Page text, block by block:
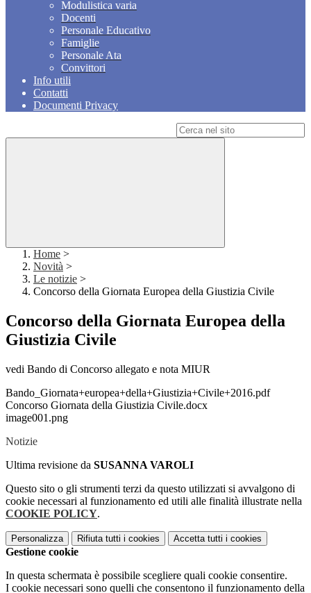
Modulistica varia
Docenti
Personale Educativo
Famiglie
Personale Ata
Convittori
Info utili
Contatti
Documenti Privacy
Home >
Novità >
Le notizie >
Concorso della Giornata Europea della Giustizia Civile
Concorso della Giornata Europea della
Giustizia Civile
vedi Bando di Concorso allegato e nota MIUR
Bando_Giornata+europea+della+Giustizia+Civile+2016.pdf
Concorso Giornata della Giustizia Civile.docx
image001.png
Notizie
Ultima revisione da SUSANNA VAROLI
Questo sito o gli strumenti terzi da questo utilizzati si avvalgono di
cookie necessari al funzionamento ed utili alle finalità illustrate nella
COOKIE POLICY.
Personalizza Rifiuta tutti i cookies Accetta tutti i cookies
Gestione cookie
In questa schermata è possibile scegliere quali cookie consentire.
I cookie necessari sono quelli che consentono il funzionamento della